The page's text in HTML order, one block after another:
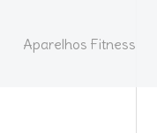
Aparelhos Fitness